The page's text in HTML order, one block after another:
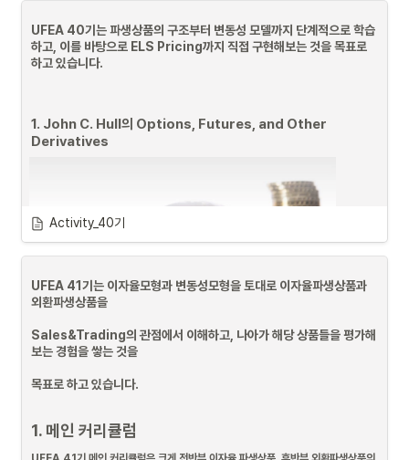
UFEA 40기는 파생상품의 구조부터 변동성 모델까지 단계적으로 학습
하고, 이를 바탕으로 ELS Pricing까지 직접 구현해보는 것을 목표로
하고 있습니다.
1. John C. Hull의 Options, Futures, and Other
Derivatives
Activity_40기
UFEA 41기는 이자율모형과 변동성모형을 토대로 이자율파생상품과
외환파생상품을
Sales&Trading의 관점에서 이해하고, 나아가 해당 상품들을 평가해
보는 경험을 쌓는 것을
목표로 하고 있습니다.
1. 메인 커리큘럼